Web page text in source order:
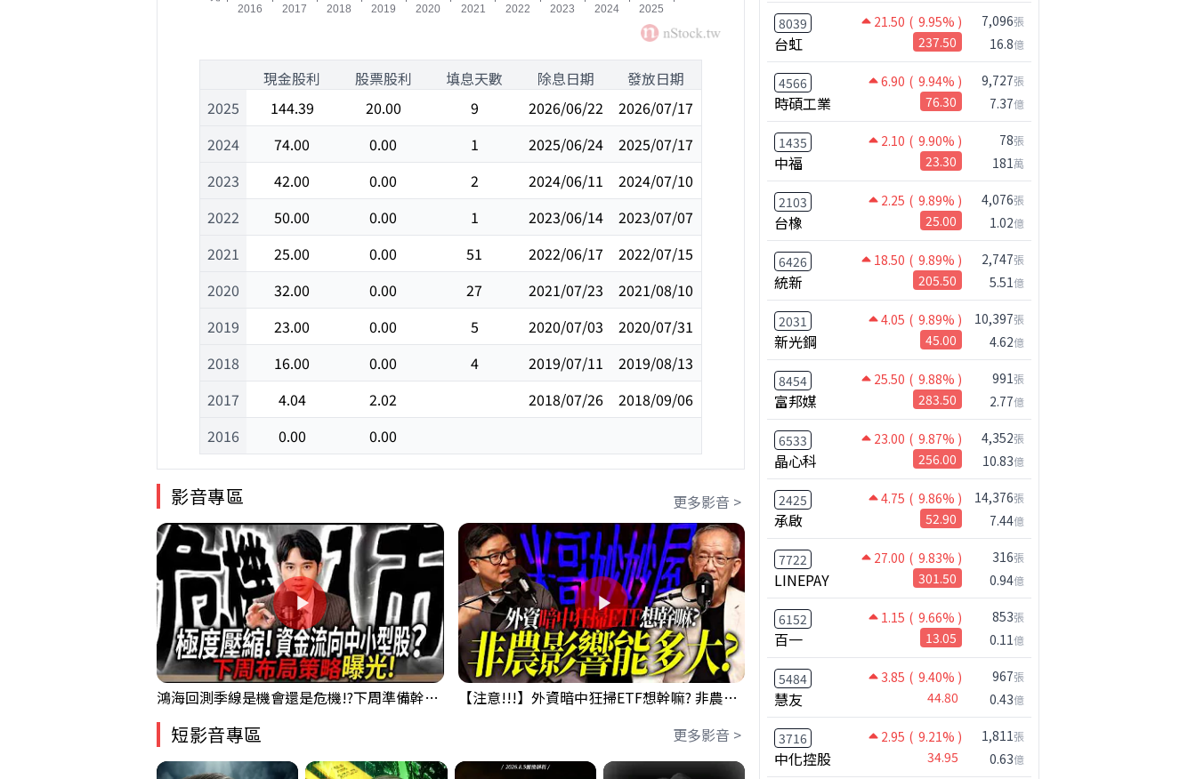
2025
2024
2023
2022
2021
2020
2019
2018
2017
2016
現金股利 股票股利 填息天數 除息日期
發放日期
144.39
20.00 9 2026/06/22
2026/07/17
74.00
0.00 1 2025/06/24
2025/07/17
42.00
0.00 2 2024/06/11
2024/07/10
50.00
0.00 1 2023/06/14
2023/07/07
25.00
0.00 51 2022/06/17
2022/07/15
32.00
0.00 27 2021/07/23
2021/08/10
23.00
0.00 5 2020/07/03
2020/07/31
16.00
0.00 4 2019/07/11
2019/08/13
4.04
2.02 2018/07/26
2018/09/06
0.00
0.00
影音專區 更多影音 >
鴻海回測季線是機會還是危機!?下周準備幹大事?｜0807 #3661 #2317 #2317鴻海 【注意!!!】外資暗中狂掃ETF想幹嘛? 非農影響能多大?!｜ Mr.永年 李 / Mr.JIMMY 高志銘 / 理財有夠跩
短影音專區 更多影音 >
8039 21.50 ( 9.95% )
台虹 237.50
7,096張
16.8億
4566 6.90 ( 9.94% )
時碩工業 76.30
9,727張
7.37億
1435 2.10 ( 9.90% )
中福 23.30
78張
181萬
2103 2.25 ( 9.89% )
台橡 25.00
4,076張
1.02億
6426 18.50 ( 9.89% )
統新 205.50
2,747張
5.51億
2031 4.05 ( 9.89% )
新光鋼 45.00
10,397張
4.62億
8454 25.50 ( 9.88% )
富邦媒 283.50
991張
2.77億
6533 23.00 ( 9.87% )
晶心科 256.00
4,352張
10.83億
2425 4.75 ( 9.86% )
承啟 52.90
14,376張
7.44億
7722 27.00 ( 9.83% )
LINEPAY 301.50
316張
0.94億
6152 1.15 ( 9.66% )
百一 13.05
853張
0.11億
5484 3.85 ( 9.40% )
慧友 44.80
967張
0.43億
3716 2.95 ( 9.21% )
中化控股 34.95
1,811張
0.63億